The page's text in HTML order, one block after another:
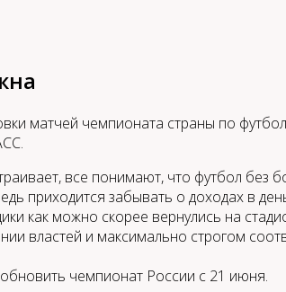
матчей чемпионата страны по
все понимают, что футбол
приходится забывать о доходах в
как можно скорее вернулись на
властей и максимально строгом
чемпионат России с 21 июня.